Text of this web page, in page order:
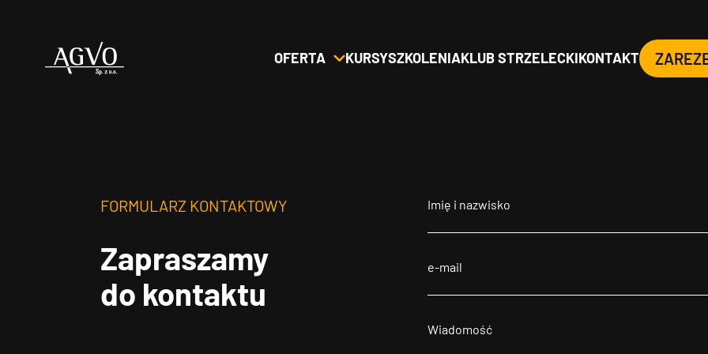
Header
OFERTA KURSYSZKOLENIAKLUB STRZELECKIKONTAKT
FORMULARZ KONTAKTOWY
Zapraszamy
do kontaktu